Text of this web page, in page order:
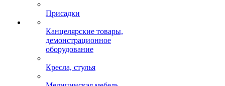
Присадки
Канцелярские товары,
демонстрационное
оборудование
Кресла, стулья